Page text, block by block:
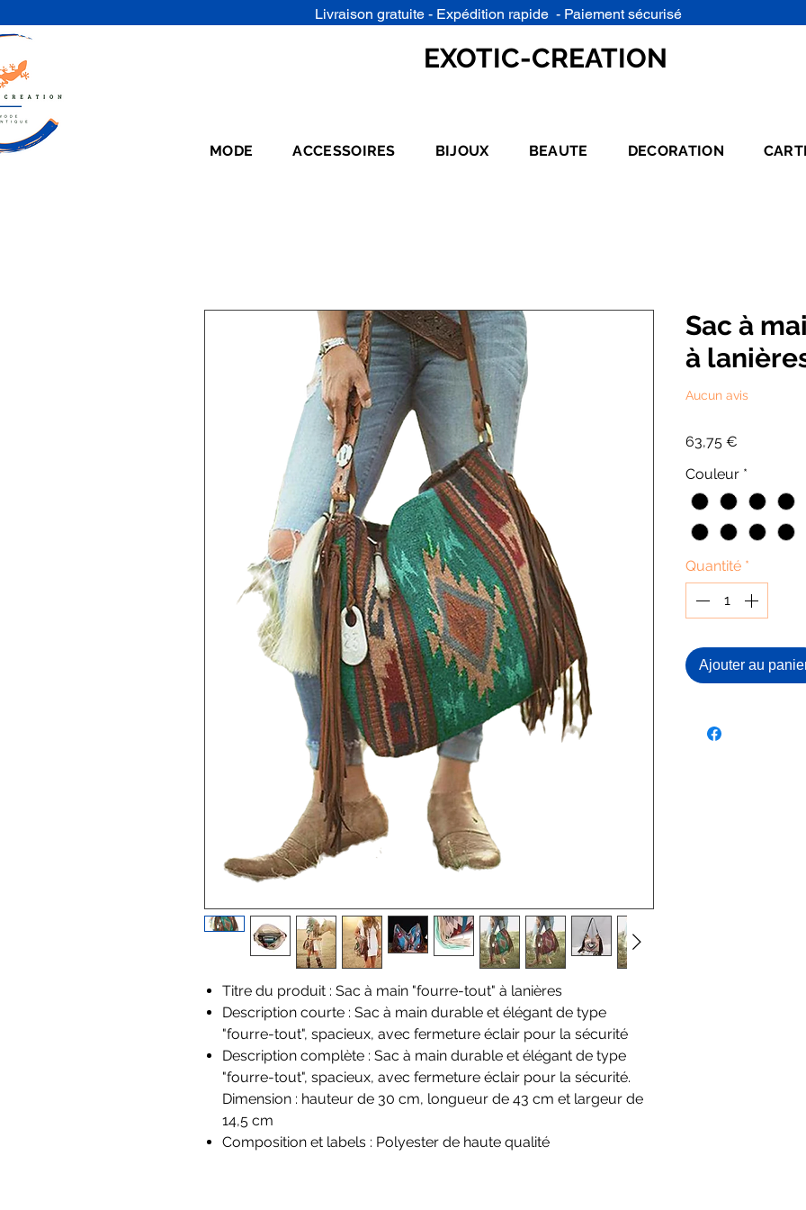
Livraison gratuite - Expédition rapide - Paiement sécurisé
EXOTIC-CREATION
MODE ACCESSOIRES BIJOUX BEAUTE DECORATION
Titre du produit : Sac à main "fourre-tout" à lanières
Description courte : Sac à main durable et élégant de type
"fourre-tout", spacieux, avec fermeture éclair pour la sécurité
Description complète : Sac à main durable et élégant de type
"fourre-tout", spacieux, avec fermeture éclair pour la sécurité.
Dimension : hauteur de 30 cm, longueur de 43 cm et largeur de
14,5 cm
Composition et labels : Polyester de haute qualité
Sac à
à
Aucun avis
63,75 €
Couleur *
Quantité *
Ajouter au